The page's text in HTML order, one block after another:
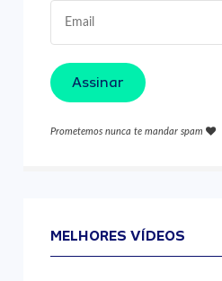
Assinar
Prometemos nunca te mandar spam
MELHORES VÍDEOS